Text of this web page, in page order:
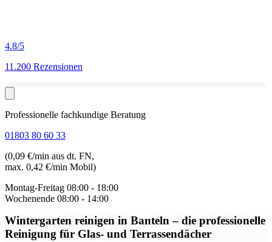
4.8/5
11.200 Rezensionen
Professionelle fachkundige Beratung
01803 80 60 33
(0,09 €/min aus dt. FN,
max. 0,42 €/min Mobil)
Montag-Freitag 08:00 - 18:00
Wochenende 08:00 - 14:00
Wintergarten reinigen in Banteln– die professionelle
Reinigung für Glas- und Terrassendächer